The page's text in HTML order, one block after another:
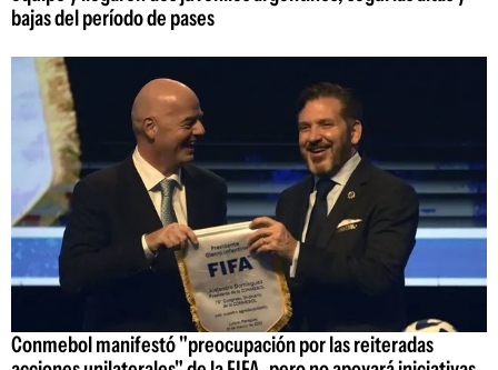
bajas del período de pases
Conmebol manifestó "preocupación por las reiteradas